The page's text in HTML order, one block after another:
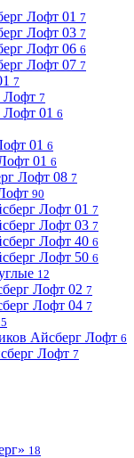
Лофт 01 7
Лофт 03 7
Лофт 06 6
Лофт 07 7
7
Лофт 7
01 6
01 6
01 6
Лофт 08 7
90
Лофт 01 7
Лофт 03 7
Лофт 40 6
Лофт 50 6
12
Лофт 02 7
Лофт 04 7
Айсберг Лофт 6
Лофт 7
18